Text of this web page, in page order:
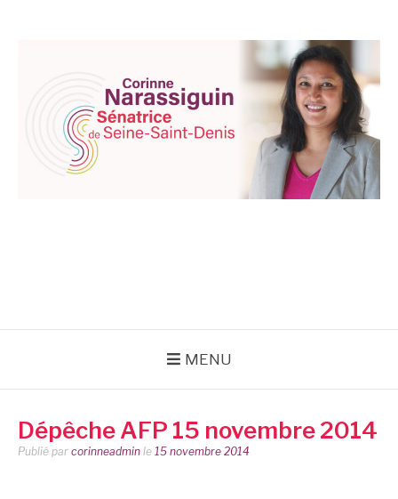
MENU
Dépêche AFP 15 novembre 2014
Publié par corinneadmin le 15 novembre 2014